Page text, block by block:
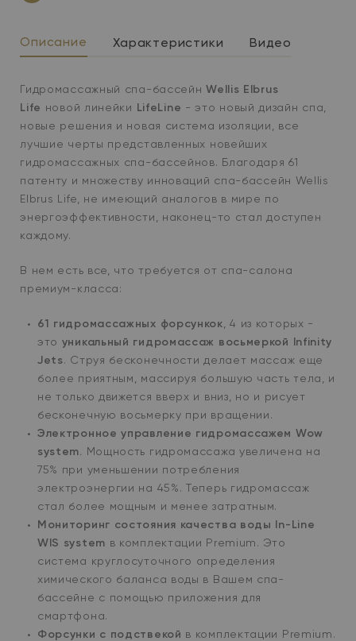
Описание Характеристики Видео
Гидромассажный спа-бассейнWellis Elbrus
Life новой линейки LifeLine - это н овый дизайн спа,
новые решения и новая система изоляции, все
лучшие черты представленных новейших
гидромассажных спа-бассейнов. Благодаря 61
патенту и множеству инноваций спа-бассейн Wellis
Elbrus Life, не имеющий аналогов в мире по
энергоэффективности, наконец-то стал доступен
каждому.
В нем есть все, что требуется от спа-салона
премиум-класса:
61 гидромассажных форсункок, 4 из которых -
это уникальный гидромассаж восьмеркой Infinity
Jets. Струя бесконечности делает массаж еще
более приятным, массируя большую часть тела, и
не только движется вверх и вниз, но и рисует
бесконечную восьмерку при вращении.
Электронное управление гидромассажем Wow
system. Мощность гидромассажа увеличена на
75% при уменьшении потребления
электроэнергии на 45%. Теперь гидромассаж
стал более мощным и менее затратным.
Мониторинг состояния качества воды In-Line
WIS system в комплектации Premium. Это
система круглосуточного определения
химического баланса воды в Вашем спа-
бассейне с помощью приложения для
смартфона.
Форсунки с подствекой в комплектации Premium.